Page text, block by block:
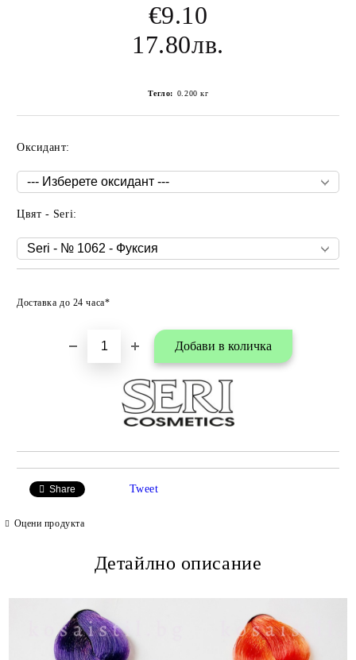
€9.10
17.80лв.
Тегло: 0.200 кг
Оксидант:
Цвят - Seri:
Доставка до 24 часа*
Share Tweet
Оцени продукта
Детайлно описание